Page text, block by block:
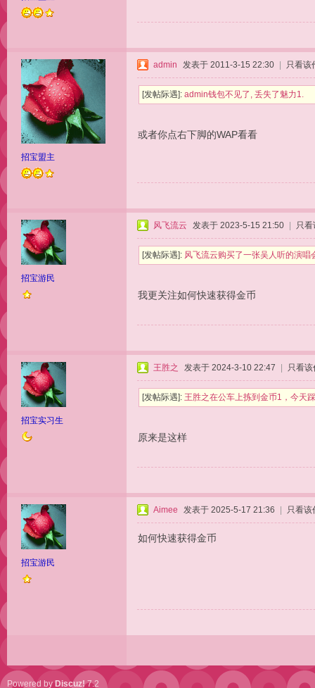
招宝盟主
admin 发表于 2011-3-15 22:30 只看该
[发帖际遇]: admin钱包不见了, 丢失了魅力1.
或者你点右下脚的WAP看看
招宝游民
风飞流云 发表于 2023-5-15 21:50 只看
[发帖际遇]: 风飞流云购买了一张吴人听的演
我更关注如何快速获得金币
招宝实习生
王胜之 发表于 2024-3-10 22:47 只看该
[发帖际遇]: 王胜之在公车上拣到金币1，今天
原来是这样
招宝游民
Aimee 发表于 2025-5-17 21:36 只看该
如何快速获得金币
Powered by Discuz! 7.2